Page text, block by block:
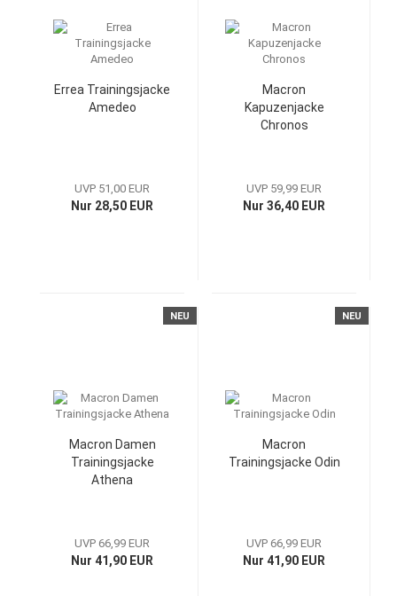
Errea Trainingsjacke
Amedeo
UVP 51,00 EUR
Nur 28,50 EUR
Macron
Kapuzenjacke
Chronos
UVP 59,99 EUR
Nur 36,40 EUR
NEU
Macron Damen
Trainingsjacke
Athena
UVP 66,99 EUR
Nur 41,90 EUR
NEU
Macron
Trainingsjacke Odin
UVP 66,99 EUR
Nur 41,90 EUR